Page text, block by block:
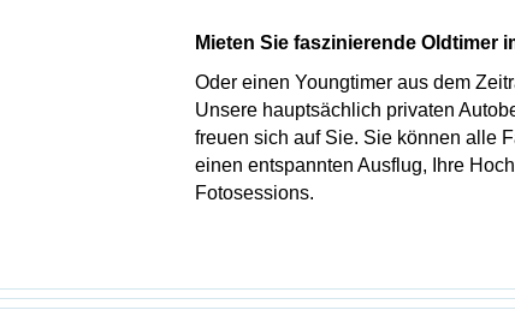
Mieten Sie faszinierende Oldtimer
Oder einen Youngtimer aus dem
Unsere hauptsächlich privaten
freuen sich auf Sie. Sie können alle
einen entspannten Ausflug, Ihre
Fotosessions.